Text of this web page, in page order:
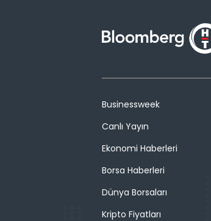
Businessweek
Canlı Yayın
Ekonomi Haberleri
Borsa Haberleri
Dünya Borsaları
Kripto Fiyatları